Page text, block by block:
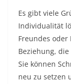
Es gibt viele
Individualität
Freundes
Beziehung,
Sie können
neu zu setzen